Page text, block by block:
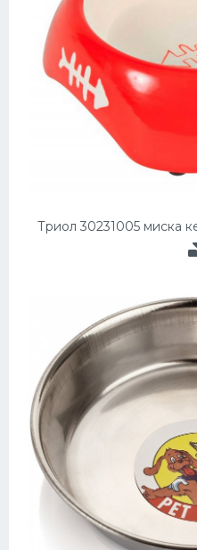
Триол 30231005 миска